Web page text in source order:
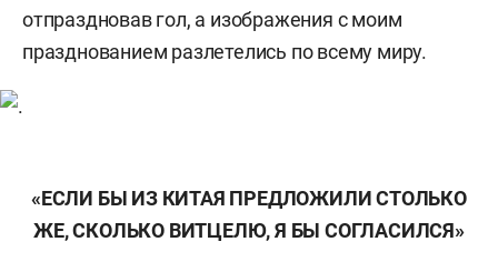
отпраздновав гол, а изображения с моим
празднованием разлетелись по всему миру.
«ЕСЛИ БЫ ИЗ КИТАЯ ПРЕДЛОЖИЛИ СТОЛЬКО
ЖЕ, СКОЛЬКО ВИТЦЕЛЮ, Я БЫ СОГЛАСИЛСЯ»